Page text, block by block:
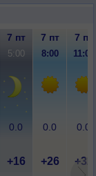
7 пт 7 пт 7 пт
5:00 8:00 11:00
0.0 0.0 0.0
+16 +26 +32